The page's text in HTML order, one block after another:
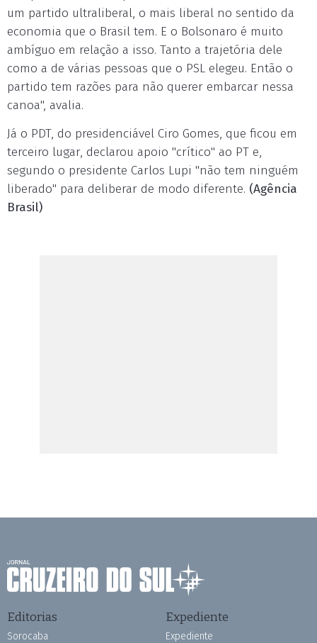
um partido ultraliberal, o mais liberal no sentido da
economia que o Brasil tem. E o Bolsonaro é muito
ambíguo em relação a isso. Tanto a trajetória dele
como a de várias pessoas que o PSL elegeu. Então o
partido tem razões para não querer embarcar nessa
canoa", avalia.
Já o PDT, do presidenciável Ciro Gomes, que ficou em
terceiro lugar, declarou apoio "crítico" ao PT e,
segundo o presidente Carlos Lupi "não tem ninguém
liberado" para deliberar de modo diferente. (Agência
Brasil)
Editorias
Sorocaba
Expediente
Expediente